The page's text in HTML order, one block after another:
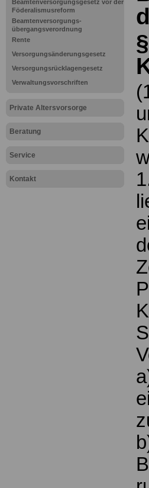
Beamtenversorgungsgesetz vor der
Föderalismusreform
Beamtenversorgungs-
übergangsverordnung
Rente
Versorgungsänderungsgesetz
Versorgungsrücklagengesetz
Verwaltungsvorschriften
Private Altersvorsorge
Beratung
Service
Kontakt